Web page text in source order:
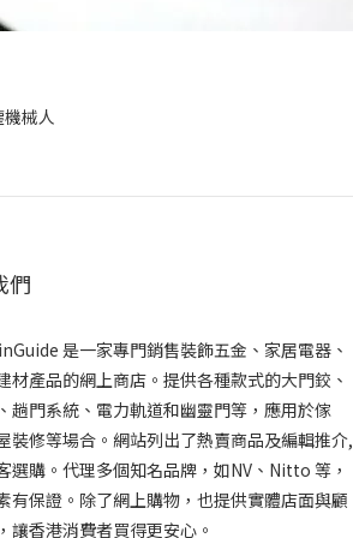
械人
們
是一家專門銷售裝飾五金、家居電器、
材產品的網上商店。提供各種款式的大門鉸、
趟門系統、電力軌道和幽靈門等，應用於傢
裝修等場合。網站列出了熱賣商品及編輯推介,
選購。代理多個知名品牌，如NV、Nitto 等，
有保證。除了網上購物，也提供實體店面與顧
讓香港消費者買得更安心。